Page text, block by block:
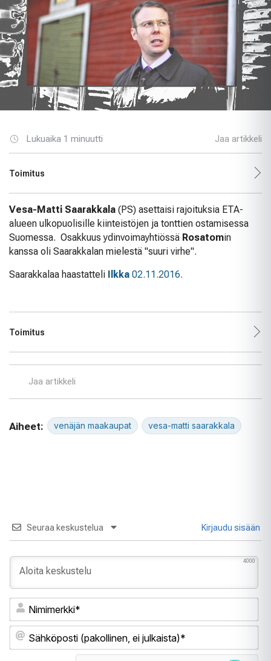
Lukuaika 1 minuutti Jaa artikkeli
Toimitus
Vesa-Matti Saarakkala (PS) asettaisi rajoituksia ETA-
alueen ulkopuolisille kiinteistöjen ja tonttien ostamisessa
Suomessa. Osakkuus ydinvoimayhtiössä Rosatomin
kanssa oli Saarakkalan mielestä "suuri virhe".
Saarakkalaa haastatteli Ilkka 02.11.2016.
Toimitus
Jaa artikkeli
Aiheet: venäjän maakaupat vesa-matti saarakkala
Seuraa keskustelua Kirjaudu sisään
4000
ei